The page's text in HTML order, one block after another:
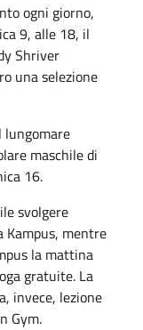
ogni giorno,
9, alle 18, il
Shriver
una selezione
lungomare
maschile di
16.
svolgere
mentre
la mattina
gratuite. La
invece, lezione
Gym.